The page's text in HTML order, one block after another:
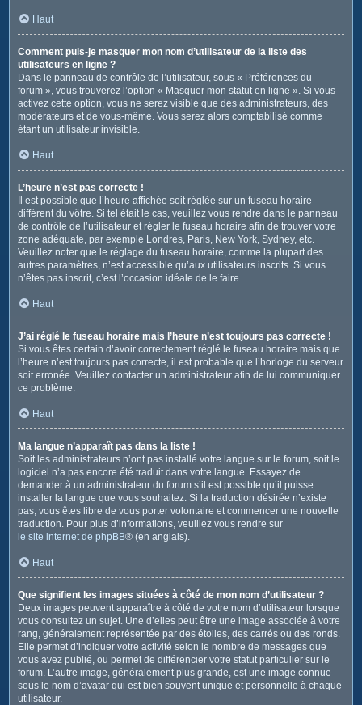
Haut
Comment puis-je masquer mon nom d’utilisateur de la liste des
utilisateurs en ligne ?
Dans le panneau de contrôle de l’utilisateur, sous « Préférences du
forum », vous trouverez l’option « Masquer mon statut en ligne ». Si vous
activez cette option, vous ne serez visible que des administrateurs, des
modérateurs et de vous-même. Vous serez alors comptabilisé comme
étant un utilisateur invisible.
Haut
L’heure n’est pas correcte !
Il est possible que l’heure affichée soit réglée sur un fuseau horaire
différent du vôtre. Si tel était le cas, veuillez vous rendre dans le panneau
de contrôle de l’utilisateur et régler le fuseau horaire afin de trouver votre
zone adéquate, par exemple Londres, Paris, New York, Sydney, etc.
Veuillez noter que le réglage du fuseau horaire, comme la plupart des
autres paramètres, n’est accessible qu’aux utilisateurs inscrits. Si vous
n’êtes pas inscrit, c’est l’occasion idéale de le faire.
Haut
J’ai réglé le fuseau horaire mais l’heure n’est toujours pas correcte !
Si vous êtes certain d’avoir correctement réglé le fuseau horaire mais que
l’heure n’est toujours pas correcte, il est probable que l’horloge du serveur
soit erronée. Veuillez contacter un administrateur afin de lui communiquer
ce problème.
Haut
Ma langue n’apparaît pas dans la liste !
Soit les administrateurs n’ont pas installé votre langue sur le forum, soit le
logiciel n’a pas encore été traduit dans votre langue. Essayez de
demander à un administrateur du forum s’il est possible qu’il puisse
installer la langue que vous souhaitez. Si la traduction désirée n’existe
pas, vous êtes libre de vous porter volontaire et commencer une nouvelle
traduction. Pour plus d’informations, veuillez vous rendre sur
le site internet de phpBB® (en anglais).
Haut
Que signifient les images situées à côté de mon nom d’utilisateur ?
Deux images peuvent apparaître à côté de votre nom d’utilisateur lorsque
vous consultez un sujet. Une d’elles peut être une image associée à votre
rang, généralement représentée par des étoiles, des carrés ou des ronds.
Elle permet d’indiquer votre activité selon le nombre de messages que
vous avez publié, ou permet de différencier votre statut particulier sur le
forum. L’autre image, généralement plus grande, est une image connue
sous le nom d’avatar qui est bien souvent unique et personnelle à chaque
utilisateur.